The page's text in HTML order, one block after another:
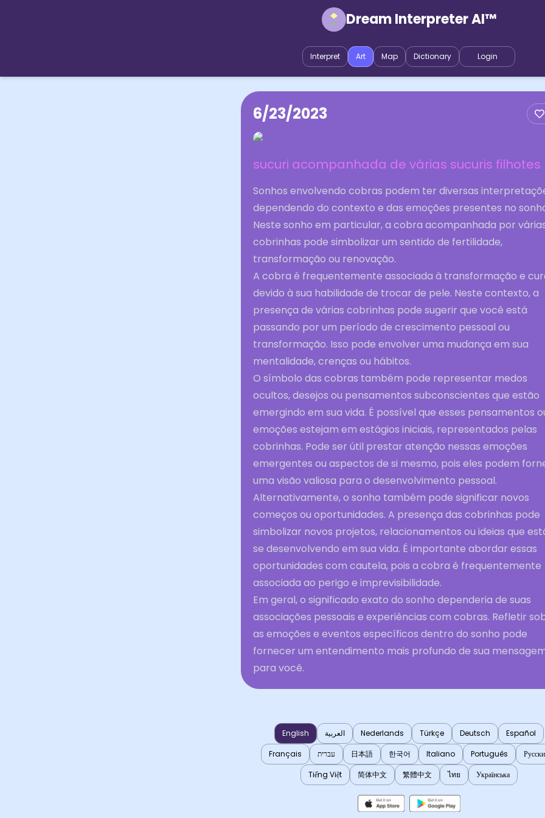
Dream Interpreter AI™
Interpret Art Map Dictionary Login
6/23/2023
sucuri acompanhada de várias sucuris filhotes
Sonhos envolvendo cobras podem ter diversas
dependendo do contexto e das emoções presentes no
Neste sonho em particular, a cobra acompanhada por
cobrinhas pode simbolizar um sentido de fertilidade,
transformação ou renovação.
A cobra é frequentemente associada à transformação e
devido à sua habilidade de trocar de pele. Neste contexto, a
presença de várias cobrinhas pode sugerir que você está
passando por um período de crescimento pessoal ou
transformação. Isso pode envolver uma mudança em sua
mentalidade, crenças ou hábitos.
O símbolo das cobras também pode representar medos
ocultos, desejos ou pensamentos subconscientes que estão
emergindo em sua vida. É possível que esses pensamentos
emoções estejam em estágios iniciais, representados pelas
cobrinhas. Pode ser útil prestar atenção nessas emoções
emergentes ou aspectos de si mesmo, pois eles podem
uma visão valiosa para o desenvolvimento pessoal.
Alternativamente, o sonho também pode significar novos
começos ou oportunidades. A presença das cobrinhas pode
simbolizar novos projetos, relacionamentos ou ideias que
se desenvolvendo em sua vida. É importante abordar essas
oportunidades com cautela, pois a cobra é frequentemente
associada ao perigo e imprevisibilidade.
Em geral, o significado exato do sonho dependeria de suas
associações pessoais e experiências com cobras. Refletir
as emoções e eventos específicos dentro do sonho pode
fornecer um entendimento mais profundo de sua
para você.
English العربية Nederlands Türkçe Deutsch
Español
Français
עברית 日本語 한국어 Italiano Português
Tiếng Việt
简体中文 繁體中文 ไทย Українська